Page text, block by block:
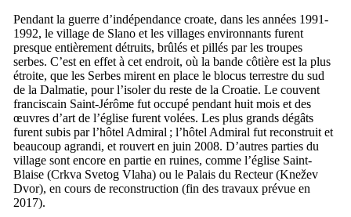
Pendant la guerre d’indépendance croate, dans les années 1991-
1992, le village de Slano et les villages environnants furent
presque entièrement détruits, brûlés et pillés par les troupes
serbes. C’est en effet à cet endroit, où la bande côtière est la plus
étroite, que les Serbes mirent en place le blocus terrestre du sud
de la Dalmatie, pour l’isoler du reste de la Croatie. Le couvent
franciscain Saint-Jérôme fut occupé pendant huit mois et des
œuvres d’art de l’église furent volées. Les plus grands dégâts
furent subis par l’hôtel Admiral ; l’hôtel Admiral fut reconstruit et
beaucoup agrandi, et rouvert en juin 2008. D’autres parties du
village sont encore en partie en ruines, comme l’église Saint-
Blaise (Crkva Svetog Vlaha) ou le Palais du Recteur (Knežev
Dvor), en cours de reconstruction (fin des travaux prévue en
2017).